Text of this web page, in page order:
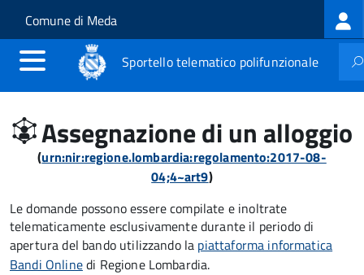
Salta al contenuto principale
Skip to site navigation
Comune di Meda
Sportello telematico polifunzionale
Assegnazione di un alloggio
(urn:nir:regione.lombardia:regolamento:2017-08-
04;4~art9)
Le domande possono essere compilate e inoltrate
telematicamente esclusivamente durante il periodo di
apertura del bando utilizzando la piattaforma informatica
Bandi Onlinedi Regione Lombardia.